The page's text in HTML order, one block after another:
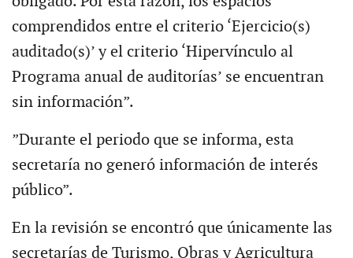
comprendidos entre el criterio ‘Ejercicio(s)
auditado(s)’ y el criterio ‘Hipervínculo al
Programa anual de auditorías’ se encuentran
sin información”.
”Durante el periodo que se informa, esta
secretaría no generó información de interés
público”.
En la revisión se encontró que únicamente las
secretarías de Turismo, Obras y Agricultura